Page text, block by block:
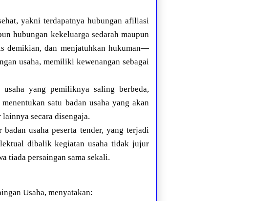
yakni terdapatnya hubungan afiliasi
hubungan kekeluarga sedarah maupun
demikian, dan menjatuhkan hukuman—
usaha, memiliki kewenangan sebagai
yang pemiliknya saling berbeda,
satu badan usaha yang akan
secara disengaja.
usaha peserta tender, yang terjadi
dibalik kegiatan usaha tidak jujur
tiada persaingan sama sekali.
Usaha, menyatakan: